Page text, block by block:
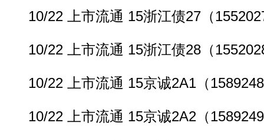
10/22 上市流通 15浙江债27（
10/22 上市流通 15浙江债28（
10/22 上市流通 15京诚2A1（
10/22 上市流通 15京诚2A2（